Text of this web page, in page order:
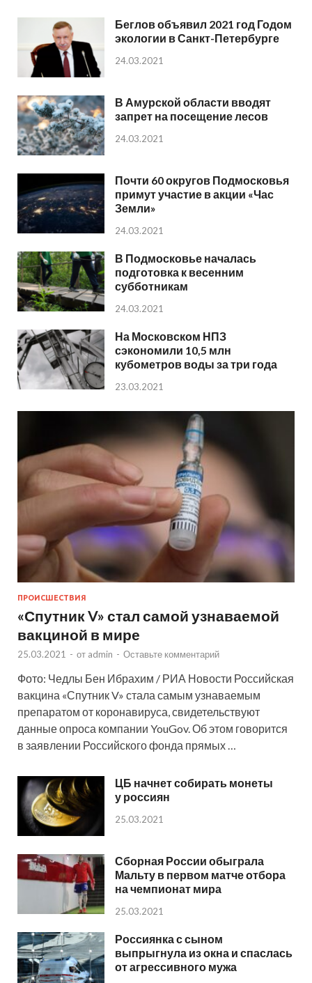
Беглов объявил 2021 год Годом
экологии в Санкт-Петербурге
24.03.2021
В Амурской области вводят
запрет на посещение лесов
24.03.2021
Почти 60 округов Подмосковья
примут участие в акции «Час
Земли»
24.03.2021
В Подмосковье началась
подготовка к весенним
субботникам
24.03.2021
На Московском НПЗ
сэкономили 10,5 млн
кубометров воды за три года
23.03.2021
ПРОИСШЕСТВИЯ
«Спутник V» стал самой узнаваемой
вакциной в мире
25.03.2021 - от admin - Оставьте комментарий
Фото: Чедлы Бен Ибрахим / РИА Новости Российская
вакцина «Спутник V» стала самым узнаваемым
препаратом от коронавируса, свидетельствуют
данные опроса компании YouGov. Об этом говорится
в заявлении Российского фонда прямых …
ЦБ начнет собирать монеты
у россиян
25.03.2021
Сборная России обыграла
Мальту в первом матче отбора
на чемпионат мира
25.03.2021
Россиянка с сыном
выпрыгнула из окна и спаслась
от агрессивного мужа